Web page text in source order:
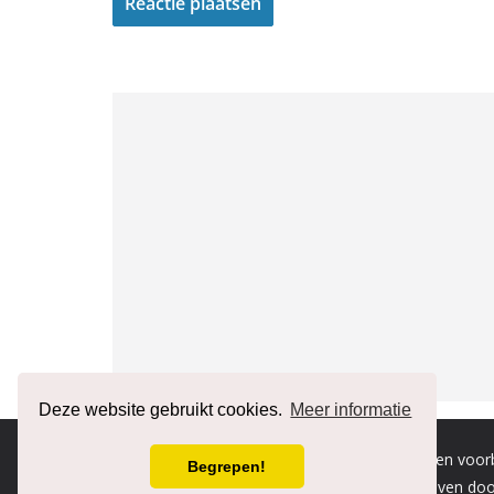
Deze website gebruikt cookies. Meer informatie
Begrepen!
Copyright © 2026RENAULT forum
. Alle rechten
Thema:ColorMagdoor ThemeGrill. Aangedreven